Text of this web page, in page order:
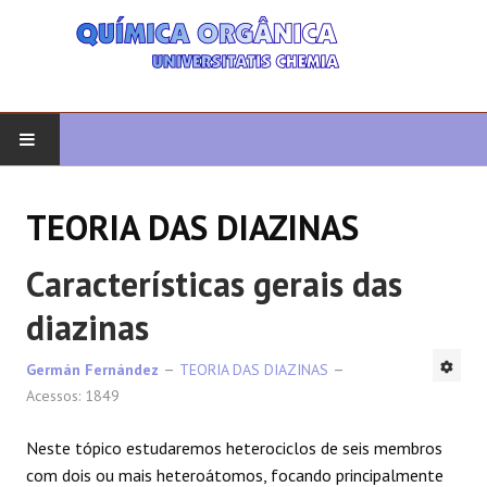
QUIMICA ORGANICA
ORGÂNICO AVANÇADO
ESPECTROSCOPIA
TEORIA DAS DIAZINAS
Características gerais das
diazinas
Germán Fernández
TEORIA DAS DIAZINAS
Acessos: 1849
Neste tópico estudaremos heterociclos de seis membros
com dois ou mais heteroátomos, focando principalmente